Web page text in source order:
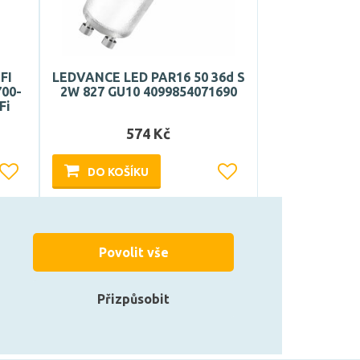
LEDVANCE LED PAR16 50 36d S
2W 827 GU10 4099854071690
574 Kč
DO KOŠÍKU
Přizpůsobit
Povolit vše